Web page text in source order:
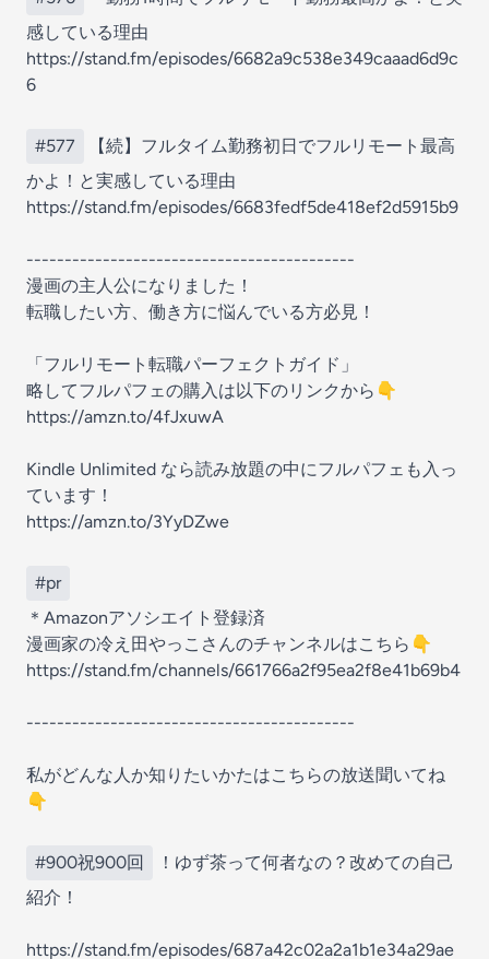
感している理由
https://stand.fm/episodes/6682a9c538e349caaad6d9c
6
#577
【続】フルタイム勤務初日でフルリモート最高
かよ！と実感している理由
https://stand.fm/episodes/6683fedf5de418ef2d5915b9
-------------------------------------------
漫画の主人公になりました！
転職したい方、働き方に悩んでいる方必見！
「フルリモート転職パーフェクトガイド」
略してフルパフェの購入は以下のリンクから👇
https://amzn.to/4fJxuwA
Kindle Unlimited なら読み放題の中にフルパフェも入っ
ています！
https://amzn.to/3YyDZwe
#pr
＊Amazonアソシエイト登録済
漫画家の冷え田やっこさんのチャンネルはこちら👇
https://stand.fm/channels/661766a2f95ea2f8e41b69b4
-------------------------------------------
私がどんな人か知りたいかたはこちらの放送聞いてね
👇
#900祝900回
！ゆず茶って何者なの？改めての自己
紹介！
https://stand.fm/episodes/687a42c02a2a1b1e34a29ae